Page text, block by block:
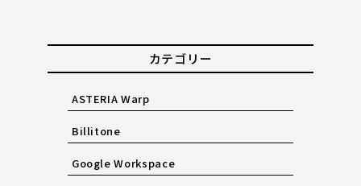
カテゴリー
ASTERIA Warp
Billitone
Google Workspace